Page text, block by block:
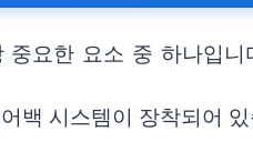
요한 요소 중 하나입
백 시스템이 장착되어